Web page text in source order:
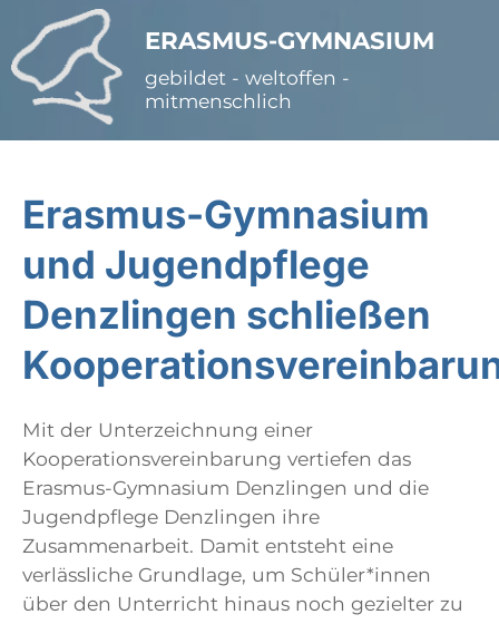
ERASMUS-GYMNASIUM
gebildet - weltoffen -
mitmenschlich
Erasmus-Gymnasium
und Jugendpflege
Denzlingen schließen
Mit der Unterzeichnung einer
Kooperationsvereinbarung vertiefen das
Erasmus-Gymnasium Denzlingen und die
Jugendpflege Denzlingen ihre
Zusammenarbeit. Damit entsteht eine
verlässliche Grundlage, um Schüler*innen
über den Unterricht hinaus noch gezielter zu